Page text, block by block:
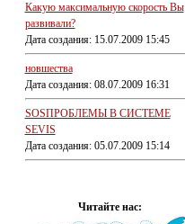
Какую максимальную скорость Вы
развивали?
Дата создания: 15.07.2009 15:45
новшества
Дата создания: 08.07.2009 16:31
SOSПРОБЛЕМЫ В СИСТЕМЕ
SEVIS
Дата создания: 05.07.2009 15:14
Читайте нас: